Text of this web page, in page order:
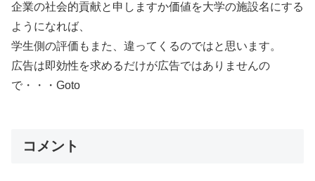
企業の社会的貢献と申しますか価値を大学の施設名にする
ようになれば、
学生側の評価もまた、違ってくるのではと思います。
広告は即効性を求めるだけが広告ではありませんの
で・・・Goto
コメント